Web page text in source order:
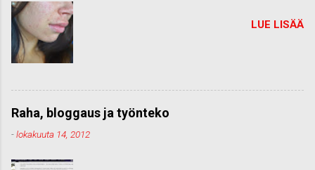
LUE LISÄÄ
Raha, bloggaus ja työnteko
-lokakuuta 14, 2012